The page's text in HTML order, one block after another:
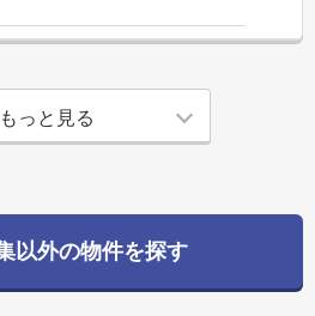
もっと見る
以外の物件を探す